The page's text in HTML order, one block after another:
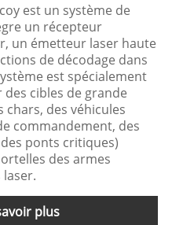
est un système de
un récepteur
un émetteur laser haute
de décodage dans
est spécialement
cibles de grande
chars, des véhicules
commandement, des
ponts critiques)
des armes
laser.
plus